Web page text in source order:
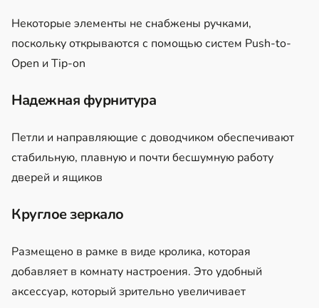
Некоторые элементы не снабжены ручками,
поскольку открываются с помощью систем Push-to-
Open и Tip-on
Надежная фурнитура
Петли и направляющие с доводчиком обеспечивают
стабильную, плавную и почти бесшумную работу
дверей и ящиков
Круглое зеркало
Размещено в рамке в виде кролика, которая
добавляет в комнату настроения. Это удобный
аксессуар, который зрительно увеличивает